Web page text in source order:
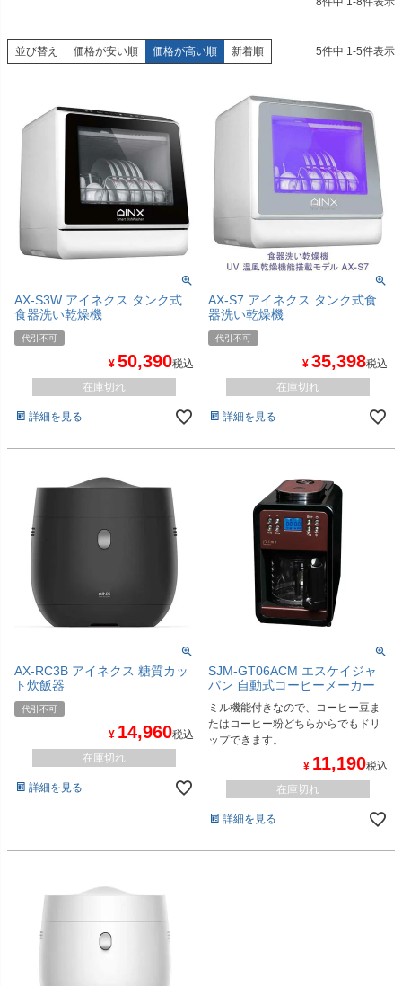
並び替え 価格が安い順 価格が高い順 新着順 5件中 1-5件表示
AX-S3W アイネクス タンク式
食器洗い乾燥機
代引不可
¥ 50,390税込
在庫切れ
詳細を見る
AX-S7 アイネクス タンク式食
器洗い乾燥機
代引不可
¥ 35,398税込
在庫切れ
詳細を見る
AX-RC3B アイネクス 糖質カッ
ト炊飯器
代引不可
¥ 14,960税込
在庫切れ
詳細を見る
SJM-GT06ACM エスケイジャ
パン 自動式コーヒーメーカー
ミル機能付きなので、コーヒー豆ま
たはコーヒー粉どちらからでもドリ
ップできます。
¥ 11,190税込
在庫切れ
詳細を見る